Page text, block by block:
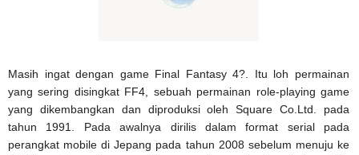
Masih ingat dengan game Final Fantasy 4?. Itu loh permainan
yang sering disingkat FF4, sebuah permainan role-playing game
yang dikembangkan dan diproduksi oleh Square Co.Ltd. pada
tahun 1991. Pada awalnya dirilis dalam format serial pada
perangkat mobile di Jepang pada tahun 2008 sebelum menuju ke